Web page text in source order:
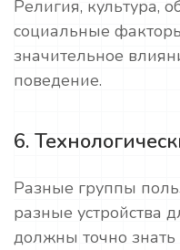
Религия, культура,
социальные
значительное
поведение.
6.
Разные группы
разные устройства
должны точно